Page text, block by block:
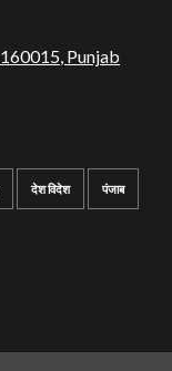
Punjab
देश विदेश पंजाब